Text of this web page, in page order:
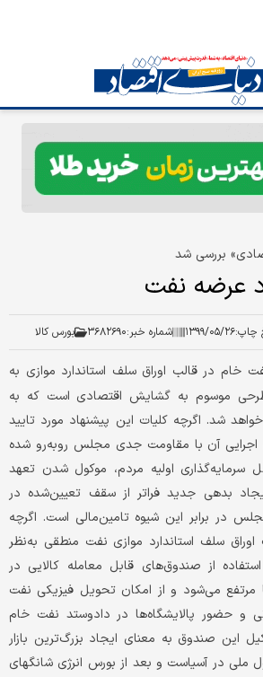
بررسی شد
عرضه نفت
چاپ:۱۳۹۹/۰۵/۲۶ شماره خبر:۳۶۸۲۶۹۰ بورس کالا
خام در قالب اوراق سلف استاندارد موازی به
موسوم به گشایش اقتصادی است که به
شد. اگرچه کلیات این پیشنهاد مورد تایید
اجرایی آن با مقاومت جدی مجلس روبه‌رو شده
اولیه مردم، موکول شدن تعهد
بدهی جدید فراتر از سقف تعیین‌شده در
در برابر این شیوه تامین‌مالی است. اگرچه
اوراق سلف استاندارد موازی نفت منطقی به‌نظر
از صندوق‌های قابل معامله کالایی در
مرتفع می‌شود و از امکان تحویل فیزیکی نفت
و حضور پالایشگاه‌ها در دادوستد نفت خام
این صندوق به معنای ایجاد بزرگ‌ترین بازار
ملی در آسیاست و بعد از بورس انرژی شانگهای